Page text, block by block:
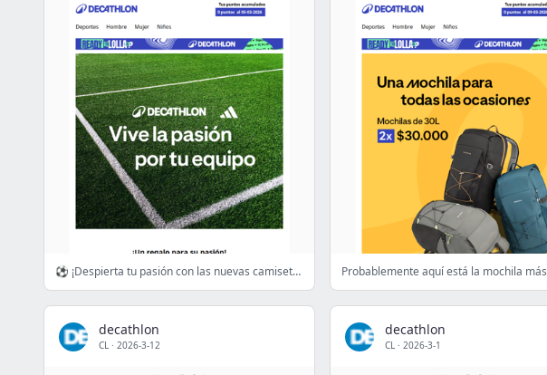
⚽ ¡Despierta tu pasión con las nuevas camisetas del fútbol Chileno!
decathlon
CL · 2026-3-12
decathlon
CL · 2026-3-1